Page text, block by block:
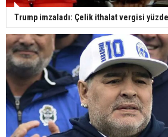
Trump imzaladı: Çelik ithalat vergisi yüzde